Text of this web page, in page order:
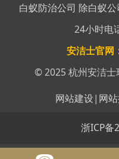
白蚁防治公司 除白蚁公
24小时电
安洁士官网
© 2025 杭州安洁士
网站建设| 网
浙ICP备